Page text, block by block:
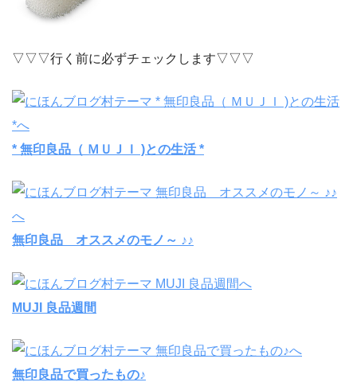
▽▽▽行く前に必ずチェックします▽▽▽
* 無印良品（ ＭＵＪＩ )との生活 *
無印良品 オススメのモノ～ ♪♪
MUJI 良品週間
無印良品で買ったもの♪